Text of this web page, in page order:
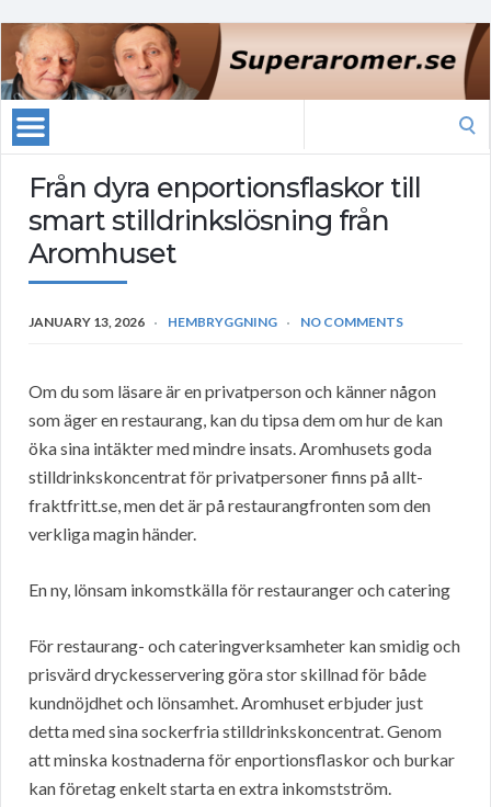
Från dyra enportionsflaskor till
smart stilldrinkslösning från
Aromhuset
JANUARY 13, 2026 HEMBRYGGNING NO COMMENTS
Om du som läsare är en privatperson och känner någon
som äger en restaurang, kan du tipsa dem om hur de kan
öka sina intäkter med mindre insats. Aromhusets goda
stilldrinkskoncentrat för privatpersoner finns på allt-
fraktfritt.se, men det är på restaurangfronten som den
verkliga magin händer.
En ny, lönsam inkomstkälla för restauranger och catering
För restaurang- och cateringverksamheter kan smidig och
prisvärd dryckesservering göra stor skillnad för både
kundnöjdhet och lönsamhet. Aromhuset erbjuder just
detta med sina sockerfria stilldrinkskoncentrat. Genom
att minska kostnaderna för enportionsflaskor och burkar
kan företag enkelt starta en extra inkomstström.